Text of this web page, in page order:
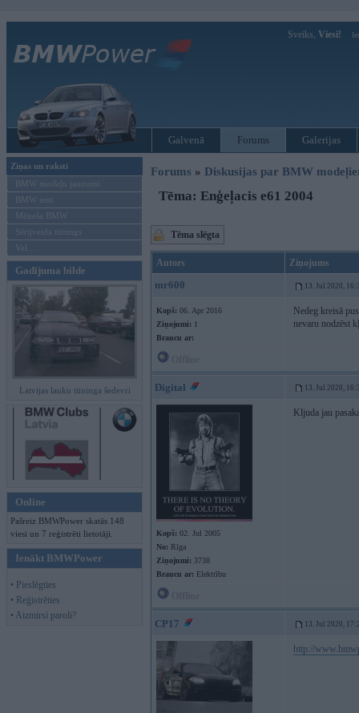
Sveiks, Viesi!
Galvenā Forums Galerijas
Ziņas un raksti
BMW modeļu jaunumi
BMW testi
Mēneša BMW
Sērijveida tūnings
Vel...
Gadījuma bilde
Latvijas lauku tūninga šedevri
Online
Pašreiz BMWPower skatās 148
viesi un 7 reģistrēti lietotāji.
Ienākt BMWPower
• Pieslēgties
• Reģistrēties
• Aizmirsi paroli?
Forums » Diskusijas par BMW
Tēma: Enģeļacis e61 2004
Tēma slēgta
Autors Ziņojums
mr600 13. Jul 2020,
Kopš: 06. Apr 2016
Ziņojumi: 1
Braucu ar:
Nedeg kreisā
nevaru nodzēst
Digital 13. Jul 2020,
Kopš: 02. Jul 2005
No: Rīga
Ziņojumi: 3738
Braucu ar: Elektrību
Kljuda jau
CP17 13. Jul 2020,
http://